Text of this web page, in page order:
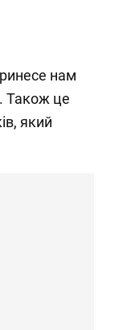
нам
Також це
який